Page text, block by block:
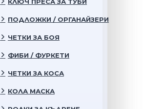
ПОДЛОЖКИ / ОРГАНАЙЗЕРИ
ЧЕТКИ ЗА БОЯ
ФИБИ / ФУРКЕТИ
ЧЕТКИ ЗА КОСА
КОЛА МАСКА